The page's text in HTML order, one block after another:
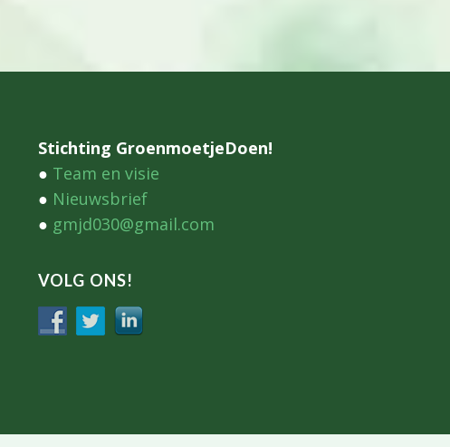
Stichting GroenmoetjeDoen!
● Team en visie
● Nieuwsbrief
● gmjd030@gmail.com
VOLG ONS!